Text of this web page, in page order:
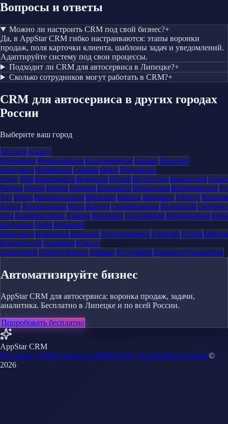
Вопросы и ответы
Можно ли настроить CRM под свой бизнес?+
Да, в AppStar CRM гибко настраиваются: этапы воронки
продаж, поля карточки клиента, шаблоны задач и уведомлений.
Адаптируйте систему под свои процессы.
Подходит ли CRM для автосервиса в Липецке?+
Сколько сотрудников могут работать в CRM?+
CRM для автосервиса в других городах
России
Выберите ваш город
МоскваСанкт-
ПетербургНовосибирскЕкатеринбургКазаньНижний
НовгородЧелябинскСамараОмскРостов-на-
ДонуУфаКрасноярскВоронежПермьВолгоградКраснодар
ЧелныПензаКировЛипецкБалашихаЧебоксарыКалининград
УдэТверьМагнитогорскИвановоБрянскБелгородСургут
ТагилАрхангельскЧитаКалугаСимферопольВолжский
ОлаНовороссийскХимкиТаганрогСыктывкарВладикавказ
на-АмуреОрёлВеликий
НовгородНорильскНальчикБлаговещенскКоролёвПсков
Камчатский АрмавирЮжно-
СахалинскСеверодвинскАбаканУссурийскКаменск-Уральский
Автоматизируйте бизнес
AppStar CRM для автосервиса: воронка продаж, задачи,
аналитика. Бесплатно в Липецке и по всей России.
Попробовать бесплатно
AppStar CRM
Что такое CRMСущности CRMПочему AppStarИнтеграции©
2026